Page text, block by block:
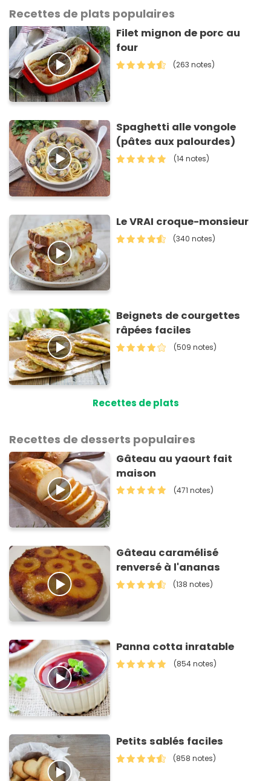
Recettes de plats populaires
Filet mignon de porc au
four
(263 notes)
Spaghetti alle vongole
(pâtes aux palourdes)
(14 notes)
Le VRAI croque-monsieur
(340 notes)
Beignets de courgettes
râpées faciles
(509 notes)
Recettes de plats
Recettes de desserts populaires
Gâteau au yaourt fait
maison
(471 notes)
Gâteau caramélisé
renversé à l'ananas
(138 notes)
Panna cotta inratable
(854 notes)
Petits sablés faciles
(858 notes)